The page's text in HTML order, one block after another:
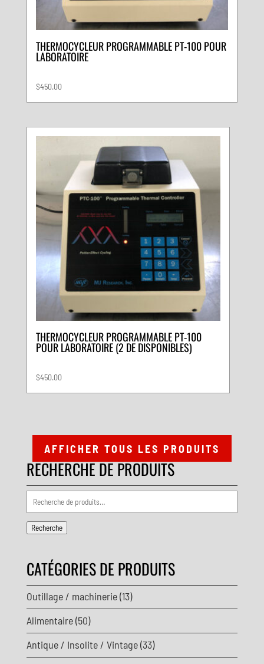
THERMOCYCLEUR PROGRAMMABLE PT-100 POUR
LABORATOIRE
$450.00
THERMOCYCLEUR PROGRAMMABLE PT-100
POUR LABORATOIRE (2 DE DISPONIBLES)
$450.00
AFFICHER TOUS LES PRODUITS
RECHERCHE DE PRODUITS
Recherche
pour :
Recherche
CATÉGORIES DE PRODUITS
Outillage / machinerie(13)
Alimentaire(50)
Antique / Insolite / Vintage(33)